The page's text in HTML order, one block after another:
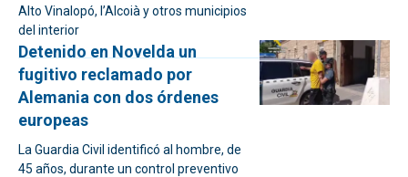
Alto Vinalopó, l’Alcoià y otros municipios
del interior
Detenido en Novelda un
fugitivo reclamado por
Alemania con dos órdenes
europeas
La Guardia Civil identificó al hombre, de
45 años, durante un control preventivo